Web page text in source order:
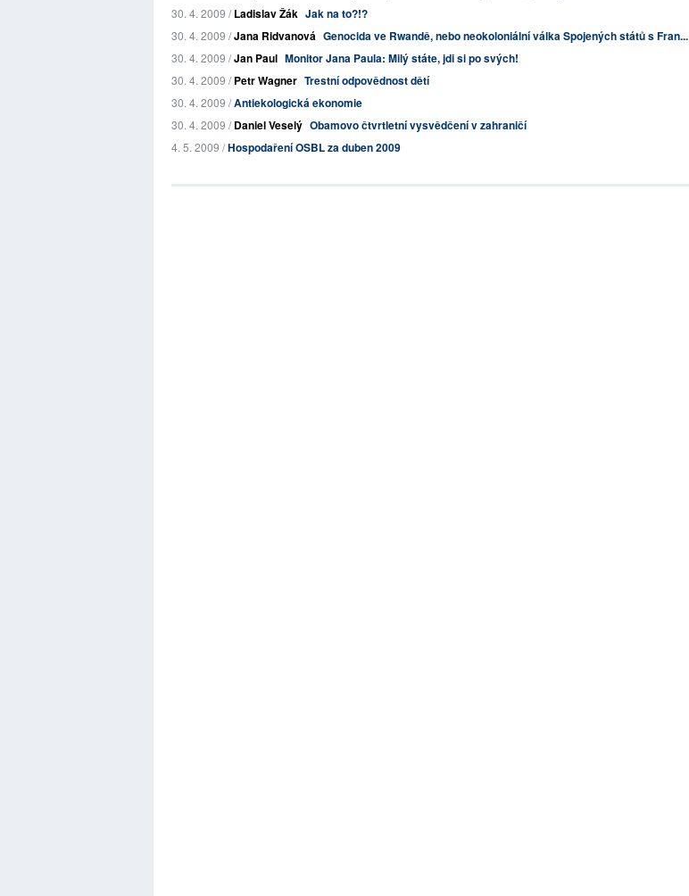
30. 4. 2009 /Ladislav Žák Jak na to?!?
30. 4. 2009 /Jana Ridvanová Genocida ve Rwandě, nebo neokoloniální válka Spojených států s Fran...
30. 4. 2009 /Jan Paul Monitor Jana Paula: Milý státe, jdi si po svých!
30. 4. 2009 /Petr Wagner Trestní odpovědnost dětí
30. 4. 2009 /Antiekologická ekonomie
30. 4. 2009 /Daniel Veselý Obamovo čtvrtletní vysvědčení v zahraničí
4. 5. 2009 /Hospodaření OSBL za duben 2009